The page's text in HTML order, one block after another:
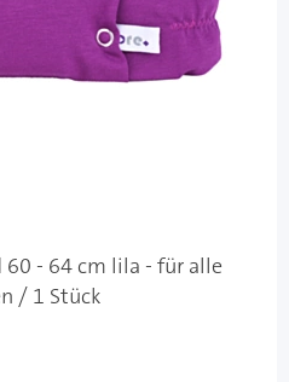
- 64 cm lila - für alle
/ 1 Stück